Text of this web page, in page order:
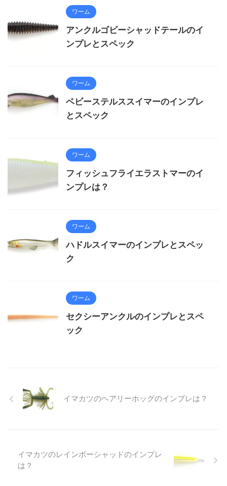
ワーム
アンクルゴビーシャッドテールのイ
ンプレとスペック
ワーム
ベビーステルススイマーのインプレ
とスペック
ワーム
フィッシュフライエラストマーのイ
ンプレは？
ワーム
ハドルスイマーのインプレとスペッ
ク
ワーム
セクシーアンクルのインプレとスペ
ック
イマカツのヘアリーホッグのインプレは？
イマカツのレインボーシャッドのインプレ
は？